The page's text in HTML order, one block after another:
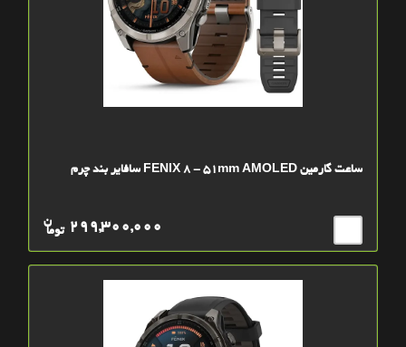
ساعت گارمین FENIX 8 - 51mm AMOLED سافایر بند چرم
توما
ن 299,300,000